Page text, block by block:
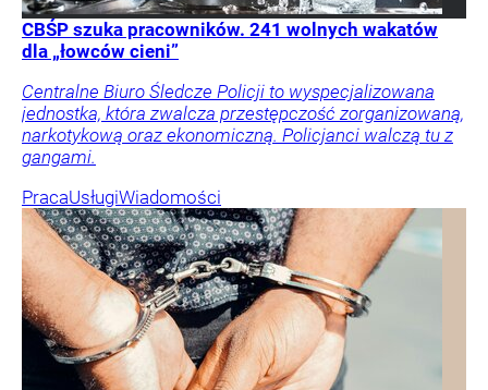
CBŚP szuka pracowników. 241 wolnych wakatów
dla „łowców cieni”
Centralne Biuro Śledcze Policji to wyspecjalizowana
jednostka, która zwalcza przestępczość zorganizowaną,
narkotykową oraz ekonomiczną. Policjanci walczą tu z
gangami.
PracaUsługiWiadomości